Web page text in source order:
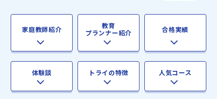
家庭教師紹介 教育
プランナー紹介 合格実績
体験談 トライの特徴 人気コース